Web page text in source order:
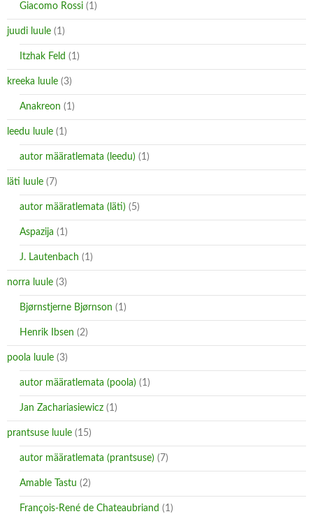
Giacomo Rossi (1)
juudi luule (1)
Itzhak Feld (1)
kreeka luule (3)
Anakreon (1)
leedu luule (1)
autor määratlemata (leedu) (1)
läti luule (7)
autor määratlemata (läti) (5)
Aspazija (1)
J. Lautenbach (1)
norra luule (3)
Bjørnstjerne Bjørnson (1)
Henrik Ibsen (2)
poola luule (3)
autor määratlemata (poola) (1)
Jan Zachariasiewicz (1)
prantsuse luule (15)
autor määratlemata (prantsuse) (7)
Amable Tastu (2)
François-René de Chateaubriand (1)